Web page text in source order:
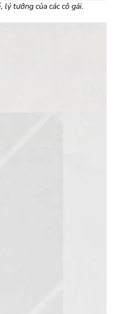
tưởng của các cô gái.